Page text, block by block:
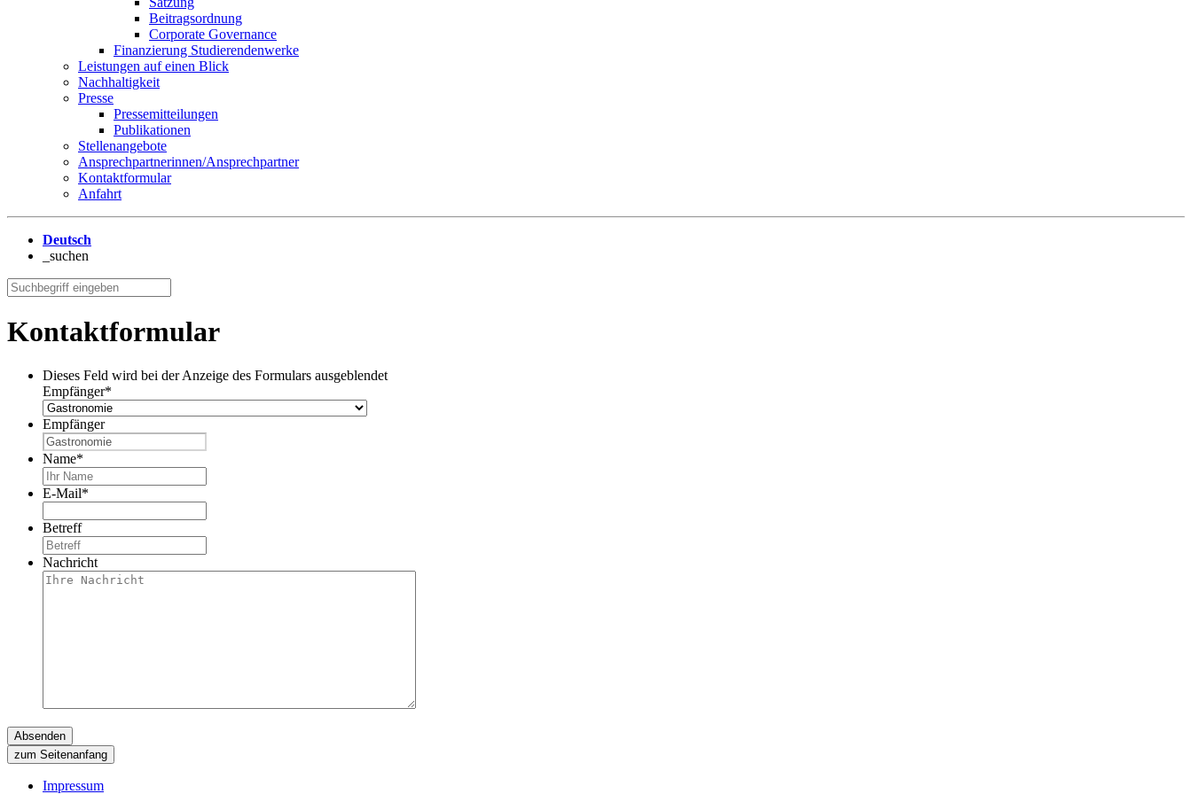
Beitragsordnung
Corporate Governance
Finanzierung Studierendenwerke
Leistungen auf einen Blick
Nachhaltigkeit
Presse
Pressemitteilungen
Publikationen
Stellenangebote
Ansprechpartnerinnen/Ansprechpartner
Kontaktformular
Anfahrt
Deutsch
_suchen
Kontaktformular
Dieses Feld wird bei der Anzeige des Formulars ausgeblendet
Empfänger*
Empfänger
Name*
E-Mail*
Betreff
Nachricht
zum Seitenanfang
Impressum